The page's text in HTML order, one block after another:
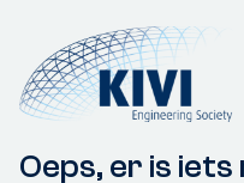
Oeps, er is iets